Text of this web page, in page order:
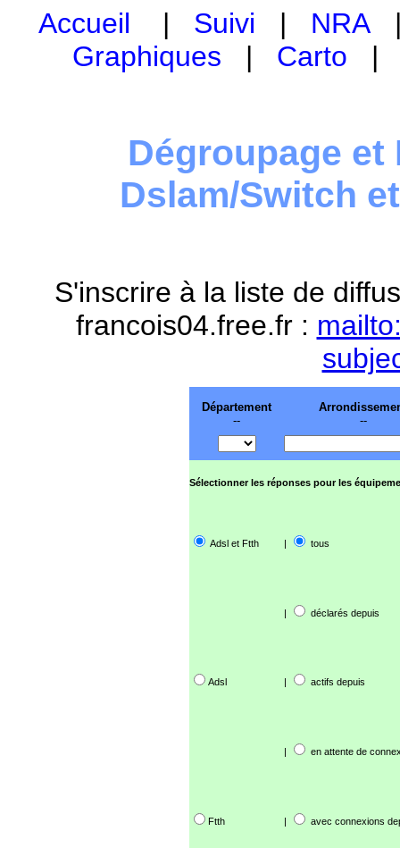
Accueil | Suivi | NRA
Graphiques | Carto
Dégroupage et
Dslam/Switch
S'inscrire à la liste de
francois04.free.fr :
Département
--
--
Sélectionner les réponses pour les
Adsl et Ftth | tous
| déclarés depuis
Adsl | actifs depuis
| en attente de
Ftth | avec connexions